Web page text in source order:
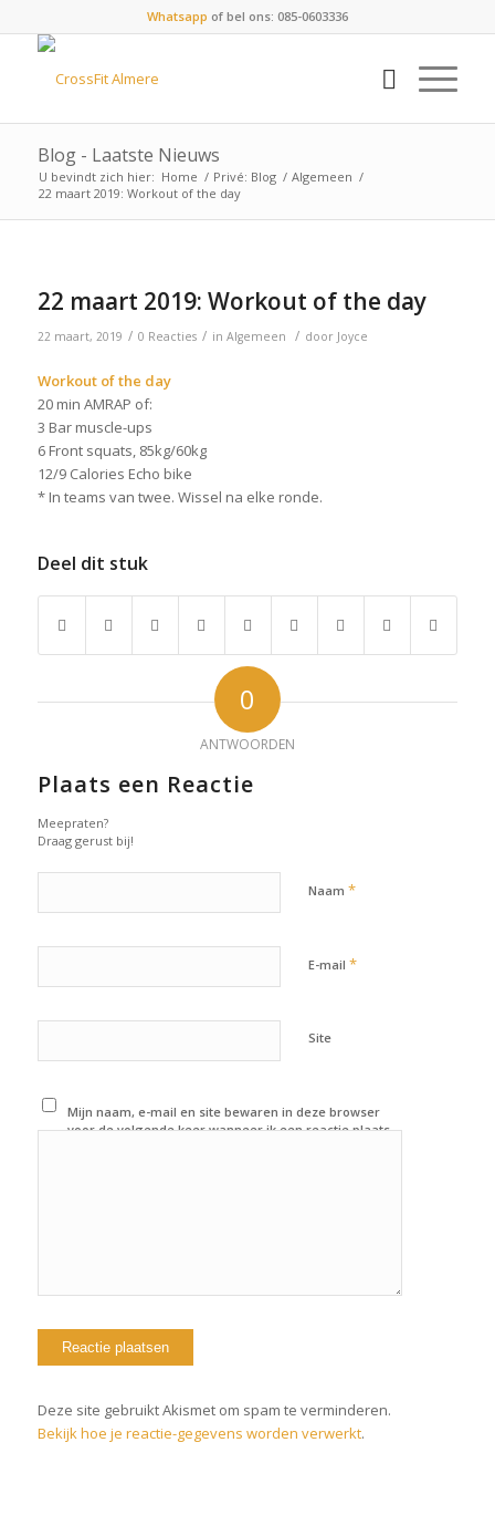
Whatsapp of bel ons: 085-0603336
Blog - Laatste Nieuws
U bevindt zich hier: Home / Privé: Blog / Algemeen /
22 maart 2019: Workout of the day
22 maart 2019: Workout of the day
22 maart, 2019 / 0 Reacties / in Algemeen / door Joyce
Workout of the day
20 min AMRAP of:
3 Bar muscle-ups
6 Front squats, 85kg/60kg
12/9 Calories Echo bike
* In teams van twee. Wissel na elke ronde.
Deel dit stuk
0
ANTWOORDEN
Plaats een Reactie
Meepraten?
Draag gerust bij!
Naam *
E-mail *
Site
Mijn naam, e-mail en site bewaren in deze browser
voor de volgende keer wanneer ik een reactie plaats.
Deze site gebruikt Akismet om spam te verminderen.
Bekijk hoe je reactie-gegevens worden verwerkt.